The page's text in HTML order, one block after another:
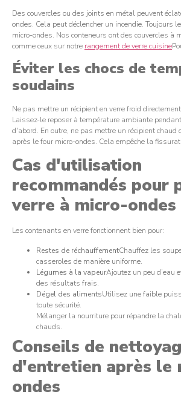
Des couvercles ou des joints en métal peuvent
ondes. Cela peut déclencher un incendie. Toujours
micro-ondes. Nos conteneurs ont des couvercles à
comme ceux sur notre rangement de verre cuisine
Éviter les chocs de
soudains
Ne pas mettre un récipient en verre froid
Laissez-le reposer à température ambiante
d'abord. En outre, ne pas mettre un récipient
après le four micro-ondes. Cela empêche la
Cas d'utilisation
recommandés pour
verre à micro-ondes
Les contenants en verre fonctionnent bien pour:
Restes de réchauffementChauffez les
casseroles de manière uniforme.
Légumes à la vapeurAjoutez un peu d’eau
des résultats frais.
Dégel des alimentsUtilisez une faible
toute sécurité.
Mélanger la nourriture pour répandre la
chauds.
Conseils de
d'entretien après le
ondes